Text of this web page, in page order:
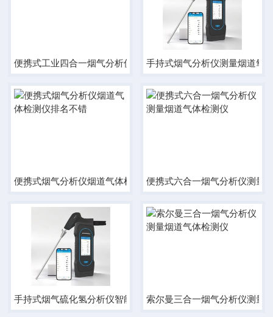
便携式工业四合一烟气分析仪测量气体检测仪手持式烟气分析仪测量烟道氧
便携式烟气分析仪烟道气体检测仪排名不错便携式六合一烟气分析仪测量
手持式烟气硫化氢分析仪智能气体检测仪设备索尔曼三合一烟气分析仪测量